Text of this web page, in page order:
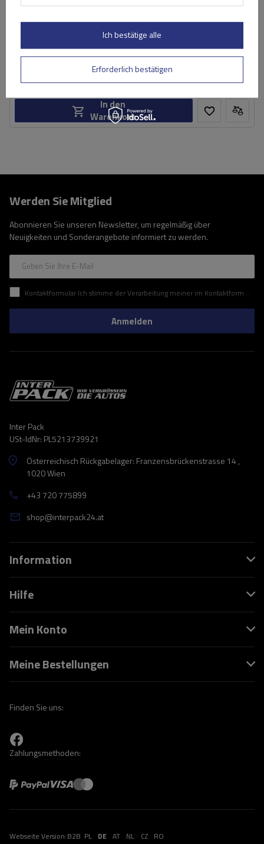
G3 Airflow 60.210 Dachträger für traditionelle und
integrierte Aluminiumschienen
149,99 € inkl. MwSt
Große Menge verfügbar Wir versenden schon am11. August
In den
Warenkorb
Werden Sie Mitglied
Abonnieren Sie unseren Newsletter, um regelmäßig über
Neuigkeiten und Sonderangebote informiert zu werden.
Geben Sie Ihre E-Mail
Kontaktformular Ich stimme der Verarbeitung meiner im Kontaktformular enthaltenen personenbezogenen Daten gemäß der Verordnung (EU) des Europäischen Parlaments und des Rates zu.
Anmelden
Inter Pack
USt-IdNr: PL5213739921
Österreichisch Rückgabelager: Franzensbrückenstrasse 14 ,
1020 Wien
+43 720 775899
shop@interpack24.at
Information
Hilfe
Mein Konto
Meine Bestellungen
Finden Sie uns:
Zahlungsmethoden:
Webseite Version:B2B PL DE AT NL CZ RO
Erforderlich bestätigen
Ich bestätige alle